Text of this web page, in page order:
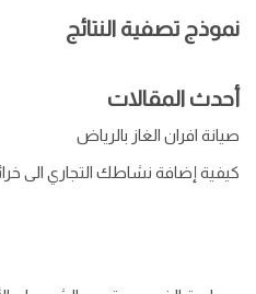
نموذج تصفية النتائج
أحدث المقالات
صيانة افران الغاز بالرياض
كيفية إضافة نشاطك التجاري الى